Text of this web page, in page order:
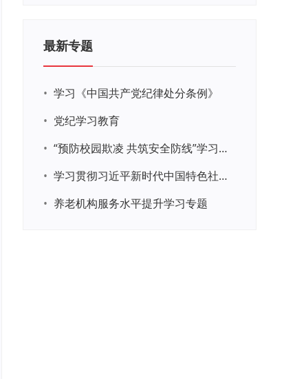
最新专题
• 学习《中国共产党纪律处分条例》
• 党纪学习教育
•
“预防校园欺凌 共筑安全防线”学习专题
•
学习贯彻习近平新时代中国特色社会主义思想主题教育
• 养老机构服务水平提升学习专题